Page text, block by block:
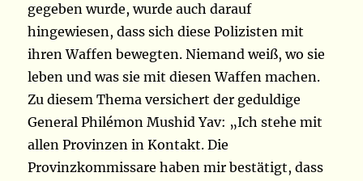
gegeben wurde, wurde auch darauf
hingewiesen, dass sich diese Polizisten mit
ihren Waffen bewegten. Niemand weiß, wo sie
leben und was sie mit diesen Waffen machen.
Zu diesem Thema versichert der geduldige
General Philémon Mushid Yav: „Ich stehe mit
allen Provinzen in Kontakt. Die
Provinzkommissare haben mir bestätigt, dass